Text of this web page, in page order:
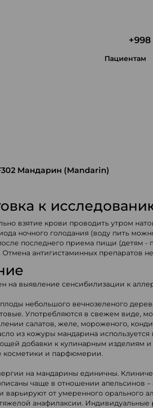
+998
Пациентам
Мандарин (Mandarin)
к
взятие крови проводить утром
ночного голодания (воду пить
последнего приема пищи (детям -
антигистаминных препаратов не
на выявление сенсибилизации к
небольшого вечнозеленого
Употребляются в свежем виде,
салатов, желе, мороженого,
из кожуры мандарина используется
добавки к кулинарным изделиям и
косметики и парфюмерии.
на мандарины единичны.
чаще в отношении апельсинов –
варьируют от умеренного орального
анафилаксии. Индивидуальные